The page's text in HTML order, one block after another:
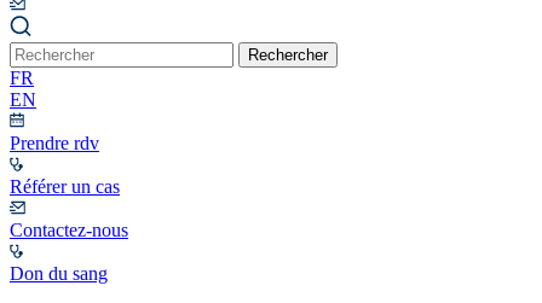
Rechercher
FR
EN
Prendre rdv
Référer un cas
Contactez-nous
Don du sang